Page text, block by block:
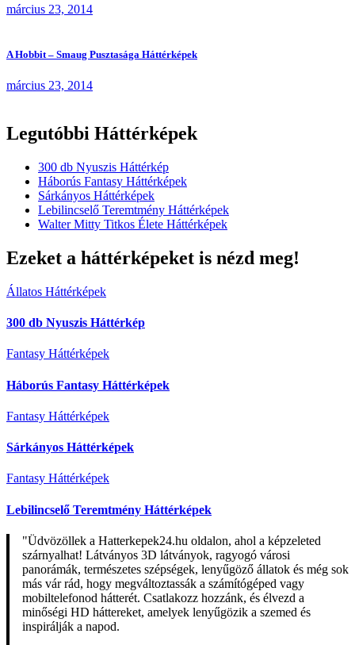
március 23, 2014
A Hobbit – Smaug Pusztasága Háttérképek
március 23, 2014
Legutóbbi Háttérképek
300 db Nyuszis Háttérkép
Háborús Fantasy Háttérképek
Sárkányos Háttérképek
Lebilincselő Teremtmény Háttérképek
Walter Mitty Titkos Élete Háttérképek
Ezeket a háttérképeket is nézd meg!
Állatos Háttérképek
300 db Nyuszis Háttérkép
Fantasy Háttérképek
Háborús Fantasy Háttérképek
Fantasy Háttérképek
Sárkányos Háttérképek
Fantasy Háttérképek
Lebilincselő Teremtmény Háttérképek
"Üdvözöllek a Hatterkepek24.hu oldalon, ahol a képzeleted
szárnyalhat! Látványos 3D látványok, ragyogó városi
panorámák, természetes szépségek, lenyűgöző állatok és még sok
más vár rád, hogy megváltoztassák a számítógéped vagy
mobiltelefonod hátterét. Csatlakozz hozzánk, és élvezd a
minőségi HD háttereket, amelyek lenyűgözik a szemed és
inspirálják a napod.